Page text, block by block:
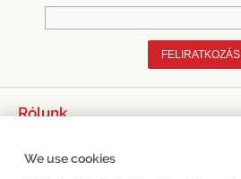
FELIRATKOZÁS
Rólunk
We use cookies